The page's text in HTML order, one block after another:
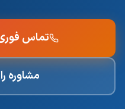
تماس
مشاوره